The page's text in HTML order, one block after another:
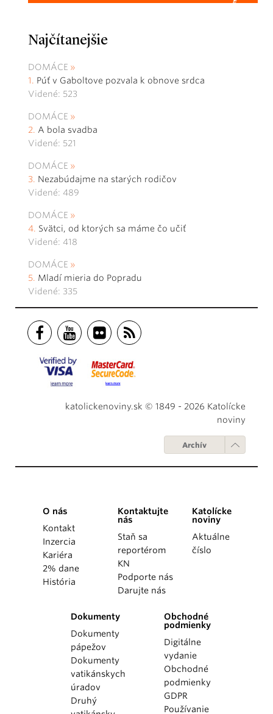
Najčítanejšie
DOMÁCE
Púť v Gaboltove pozvala k obnove srdca
Videné: 523
DOMÁCE
A bola svadba
Videné: 521
DOMÁCE
Nezabúdajme na starých rodičov
Videné: 489
DOMÁCE
Svätci, od ktorých sa máme čo učiť
Videné: 418
DOMÁCE
Mladí mieria do Popradu
Videné: 335
katolickenoviny.sk © 1849 - 2026 Katolícke
noviny
Archív
O nás
Kontakt
Inzercia
Kariéra
2% dane
História
Kontaktujte
nás
Staň sa
reportérom
KN
Podporte nás
Darujte nás
Katolícke
noviny
Aktuálne
číslo
Dokumenty
Dokumenty
pápežov
Dokumenty
vatikánskych
úradov
Druhý
Obchodné
podmienky
Digitálne
vydanie
Obchodné
podmienky
GDPR
Používanie